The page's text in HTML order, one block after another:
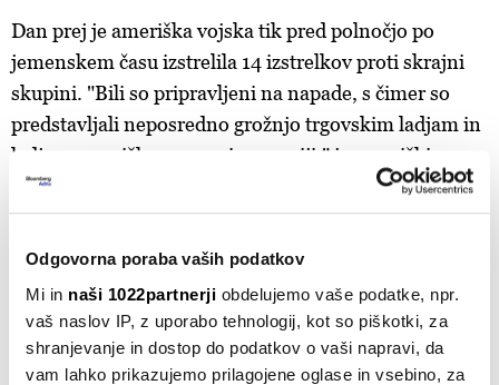
Odgovorna poraba vaših podatkov
Mi in naši 1022partnerji obdelujemo vaše podatke, npr.
vaš naslov IP, z uporabo tehnologij, kot so piškotki, za
shranjevanje in dostop do podatkov o vaši napravi, da
vam lahko prikazujemo prilagojene oglase in vsebino, za
Dan prej je ameriška vojska tik pred polnočjo po
jemenskem času izstrelila 14 izstrelkov proti skrajni
skupini. "Bili so pripravljeni na napade, s čimer so
predstavljali neposredno grožnjo trgovskim ladjam in
ladjam ameriške mornarice v regiji," je ameriški
osrednji poveljnik.
tednih skokovito zvišale cene tovorov. Daljši obvoz
okoli Južne Afrike je dvignil cene čezoceanskega
prevoza tudi za 10 tisoč dolarjev za 40-čeveljski
zabojnik.